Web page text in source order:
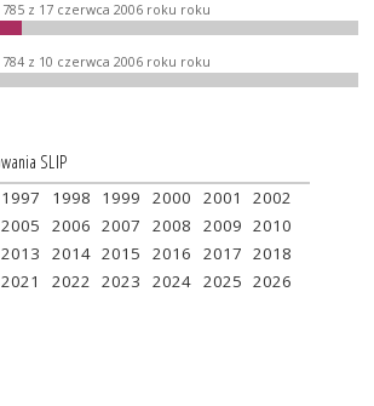
z 17 czerwca 2006 roku roku
z 10 czerwca 2006 roku roku
SLIP
1997 1998 1999 2000 2001
2002
2005 2006 2007 2008 2009 2010
2013 2014 2015 2016 2017 2018
2021 2022 2023 2024 2025 2026